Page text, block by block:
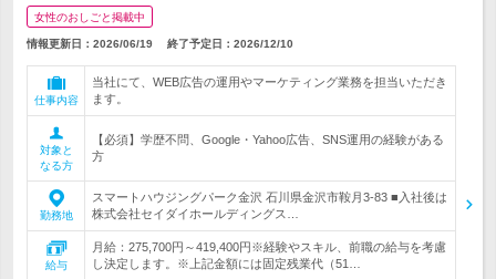
女性のおしごと掲載中
情報更新日：2026/06/19 終了予定日： 2026/12/10
仕事内容
当社にて、WEB広告の運用やマーケティング業務を担当いただき
ます。
対象と
なる方
【必須】学歴不問、Google・Yahoo広告、SNS運用の経験がある
方
勤務地
スマートハウジングパーク金沢 石川県金沢市鞍月3-83 ■入社後は
株式会社セイダイホールディングス…
給与
月給：275,700円～419,400円※経験やスキル、前職の給与を考慮
し決定します。※上記金額には固定残業代（51…